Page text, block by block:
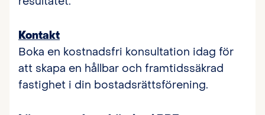
Kontakt
Boka en kostnadsfri konsultation idag för
att skapa en hållbar och framtidssäkrad
fastighet i din bostadsrättsförening.